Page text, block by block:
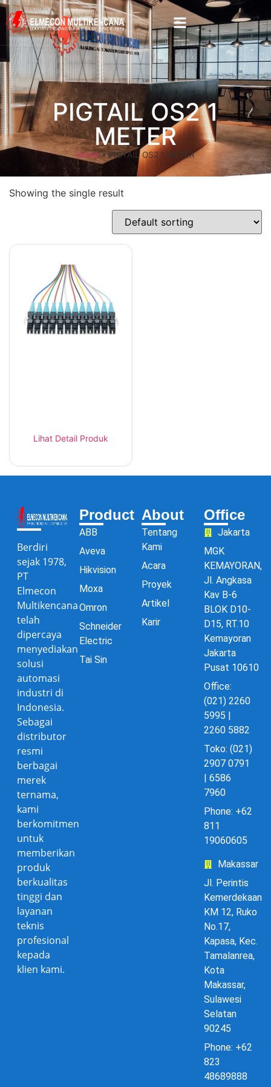
PIGTAIL OS2 1
METER
Home»PIGTAIL OS2 1 METER
Showing the single result
Lihat Detail Produk
Berdiri
sejak 1978,
PT
Elmecon
Multikencana
telah
dipercaya
menyediakan
solusi
automasi
industri di
Indonesia.
Sebagai
distributor
resmi
berbagai
merek
ternama,
kami
berkomitmen
untuk
memberikan
produk
berkualitas
tinggi dan
layanan
teknis
profesional
kepada
klien kami.
Product
ABB
Aveva
Hikvision
Moxa
Omron
Schneider
Electric
Tai Sin
About
Tentang
Kami
Acara
Proyek
Artikel
Karir
Office
Jakarta
MGK
KEMAYORAN,
Jl. Angkasa
Kav B-6
BLOK D10-
D15, RT.10
Kemayoran
Jakarta
Pusat 10610
Office:
(021) 2260
5995 |
2260 5882
Toko: (021)
2907 0791
| 6586
7960
Phone: +62
811
19060605
Makassar
Jl. Perintis
Kemerdekaan
KM 12, Ruko
No.17,
Kapasa, Kec.
Tamalanrea,
Kota
Makassar,
Sulawesi
Selatan
90245
Phone: +62
823
48689888